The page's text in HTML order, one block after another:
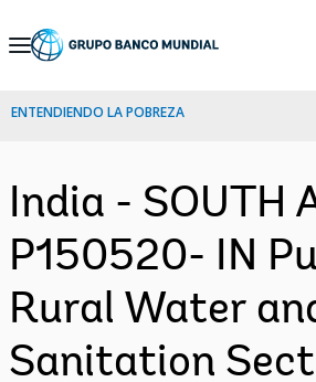
Skip
Navigation
ENTENDIENDO LA POBREZA
India - SOUTH
P150520- IN
Rural Water
Sanitation